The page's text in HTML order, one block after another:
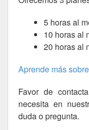
5 horas al
10 horas al
20 horas al
Aprende más
Favor de
necesita en
duda o pregunta.